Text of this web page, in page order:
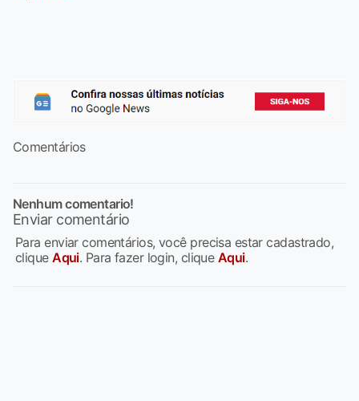
Comentários
Nenhum comentario!
Enviar comentário
Para enviar comentários, você precisa estar cadastrado,
cliqueAqui. Para fazer login, clique Aqui.